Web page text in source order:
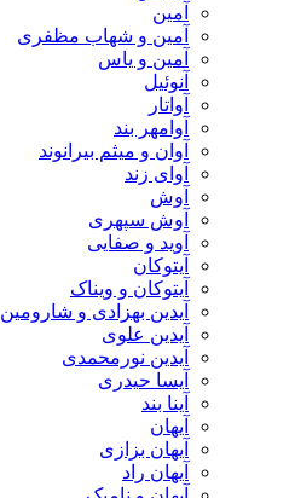
آمین
آمین و شهاب مظفری
آمین و یاس
آنوئیل
آواتار
آوامهر بند
آوان و میثم بیرانوند
آوای زند
آوش
آوش سپهری
آوید و صفایی
آیتوکان
آیتوکان و ویناک
آیدین بهزادی و شارومین
آیدین علوی
آیدین نورمحمدی
آیسا حیدری
آینا بند
آیهان
آیهان بزازی
آیهان راد